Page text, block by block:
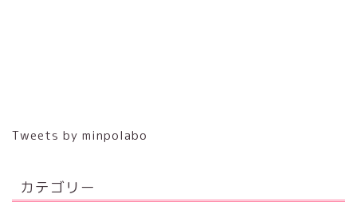
Tweets by minpolabo
カテゴリー